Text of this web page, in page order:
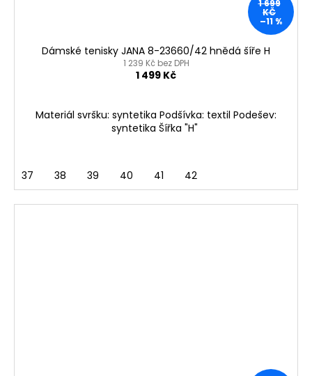
1 699
KČ
–11 %
Dámské tenisky JANA 8-23660/42 hnědá šíře H
1 239 Kč bez DPH
1 499 Kč
Materiál svršku: syntetika Podšívka: textil Podešev:
syntetika Šířka "H"
37 38 39 40 41 42